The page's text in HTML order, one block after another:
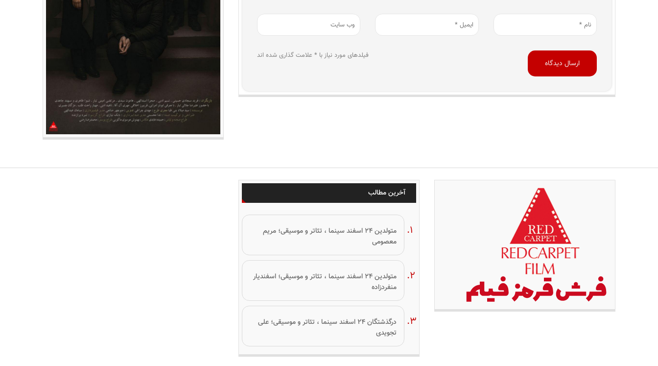
فیلدهای مورد نیاز با * علامت گذاری شده اند
آخرین مطالب
متولدین ۲۴ اسفند سینما ، تئاتر و موسیقی؛ مریم
معصومی
متولدین ۲۴ اسفند سینما ، تئاتر و موسیقی؛ اسفندیار
منفردزاده
درگذشتگان ۲۴ اسفند سینما ، تئاتر و موسیقی؛ علی
تجویدی